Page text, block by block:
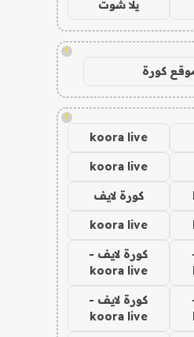
يلا شوت
!
كورة
!
koora live
koora live
كورة لايف
koora live
كورة لايف -
koora live
كورة لايف -
koora live